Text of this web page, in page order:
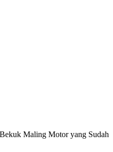
Maling Motor yang Sudah